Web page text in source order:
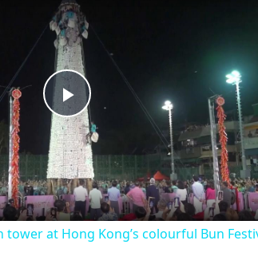
Play
Video
at Hong Kong’s colourful Bun